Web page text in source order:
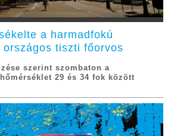
a harmadfokú
országos tiszti főorvos
szerint szombaton a
29 és 34 fok között